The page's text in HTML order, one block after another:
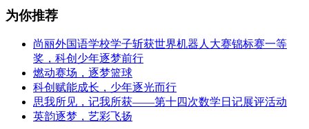
为你推荐
尚丽外国语学校学子斩获世界机器人大赛锦标赛一等
奖，科创少年逐梦前行
燃动赛场，逐梦篮球
科创赋能成长，少年逐光而行
思我所见，记我所获——第十四次数学日记展评活动
英韵逐梦，艺彩飞扬